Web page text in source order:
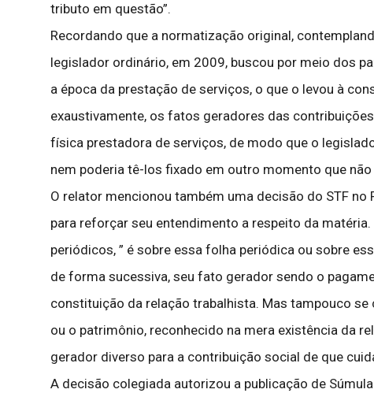
tributo em questão”.
Recordando que a normatização original,
legislador ordinário, em 2009, buscou por meio dos
a época da prestação de serviços, o que o levou à
exaustivamente, os fatos geradores das
física prestadora de serviços, de modo que o
nem poderia tê-los fixado em outro momento que
O relator mencionou também uma decisão do STF
para reforçar seu entendimento a respeito da
periódicos, ” é sobre essa folha periódica ou sobre
de forma sucessiva, seu fato gerador sendo o
constituição da relação trabalhista. Mas tampouco
ou o patrimônio, reconhecido na mera existência da
gerador diverso para a contribuição social de que
A decisão colegiada autorizou a publicação de Súmula